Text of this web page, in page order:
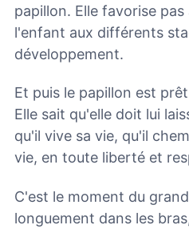
papillon. Elle favorise
l'enfant aux différents
développement.
Et puis le papillon est
Elle sait qu'elle doit lui
qu'il vive sa vie, qu'il
vie, en toute liberté et
C'est le moment du
longuement dans les